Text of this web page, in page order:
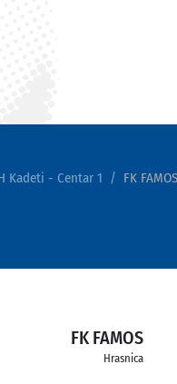
Kadeti - Centar 1 FK
FK FAMOS
Hrasnica